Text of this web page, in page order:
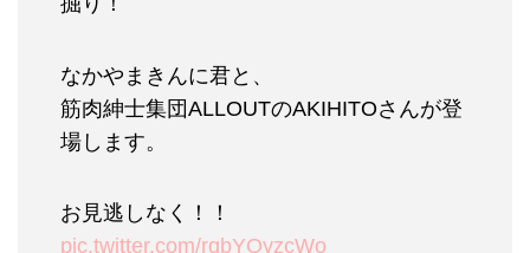
なかやまきんに君と、
筋肉紳士集団ALLOUTのAKIHITOさんが登
場します。
お見逃しなく！！
pic.twitter.com/rqbYQyzcWo